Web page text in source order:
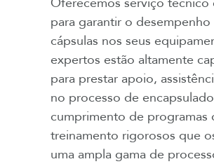
para garantir o desempenho
cápsulas nos seus
expertos estão altamente
para prestar apoio,
no processo de
cumprimento de programas
treinamento rigorosos que
uma ampla gama de